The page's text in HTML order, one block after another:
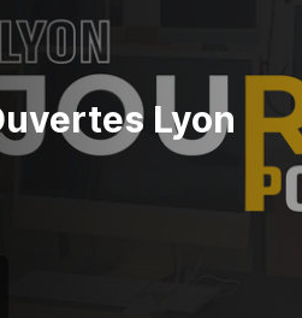
Lyon